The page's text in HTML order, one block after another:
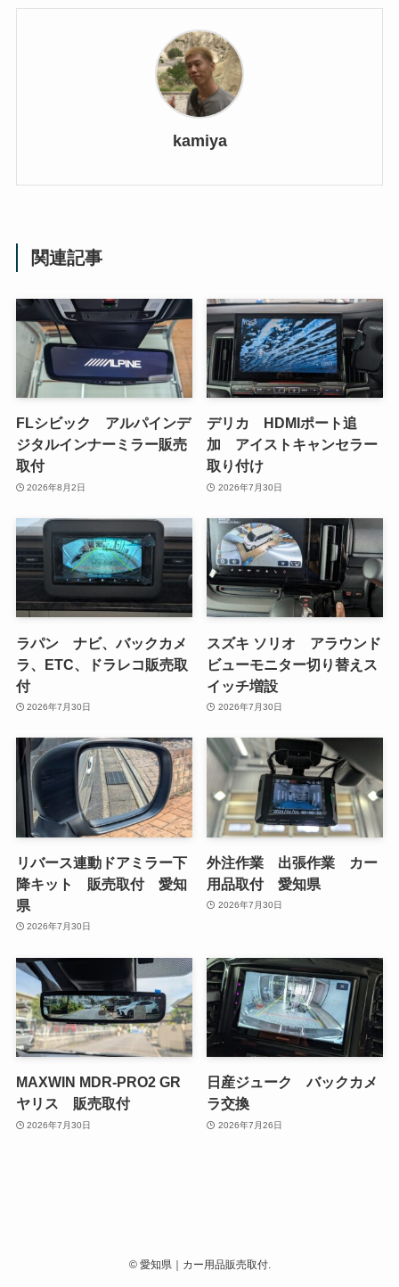
kamiya
関連記事
FLシビック アルパインデ
ジタルインナーミラー販売
取付
2026年8月2日
デリカ HDMIポート追
加 アイストキャンセラー
取り付け
2026年7月30日
ラパン ナビ、バックカメ
ラ、ETC、ドラレコ販売取
付
2026年7月30日
スズキ ソリオ アラウンド
ビューモニター切り替えス
イッチ増設
2026年7月30日
リバース連動ドアミラー下
降キット 販売取付 愛知
県
2026年7月30日
外注作業 出張作業 カー
用品取付 愛知県
2026年7月30日
MAXWIN MDR-PRO2 GR
ヤリス 販売取付
2026年7月30日
日産ジューク バックカメ
ラ交換
2026年7月26日
©愛知県｜カー用品販売取付.